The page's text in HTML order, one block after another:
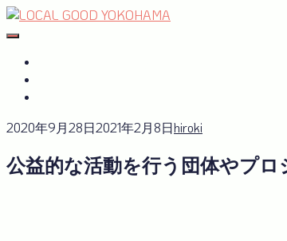
Skip
to
2020年9月28日2021年2月8日hiroki
公益的な活動を行う団体やプロ